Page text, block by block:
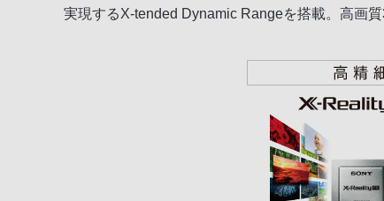
実現するX-tended Dynamic Rangeを搭載。高画